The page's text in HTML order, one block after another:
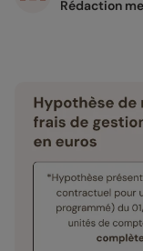
Rédaction